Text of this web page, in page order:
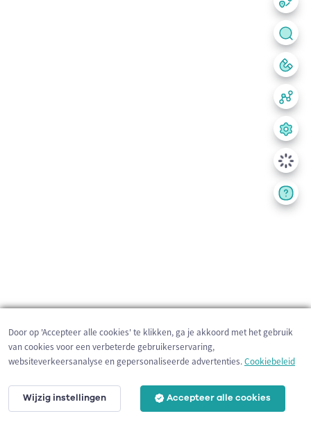
10 km
Door op 'Accepteer alle cookies' te klikken, ga je akkoord met het gebruik
van cookies voor een verbeterde gebruikerservaring,
websiteverkeersanalyse en gepersonaliseerde advertenties.Cookiebeleid
Wijzig instellingen Accepteer alle cookies